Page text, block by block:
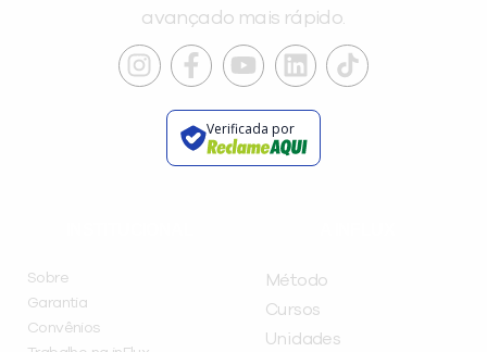
avançado mais rápido.
Verificada por
Sobre
Garantia
Convênios
Método
Cursos
Unidades